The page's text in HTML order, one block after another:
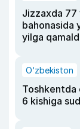
Jizzaxda 77
bahonasida
yilga
O‘zbekiston
Toshkentda
6 kishiga